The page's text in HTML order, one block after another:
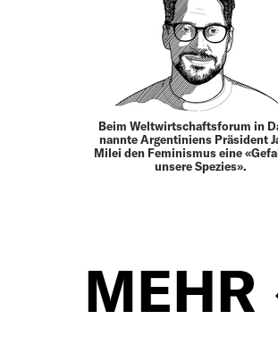
Beim Weltwirtschaftsforum in
nannte ­Argentiniens Präsident
Milei den Feminismus eine
unsere Spezies».
MEHR